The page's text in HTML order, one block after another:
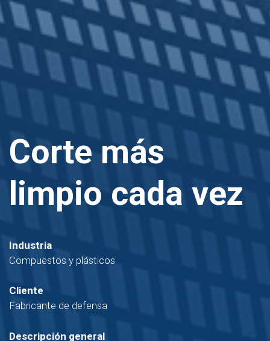
Corte más
limpio cada vez
Industria
Compuestos y plásticos
Cliente
Fabricante de defensa
Descripción general